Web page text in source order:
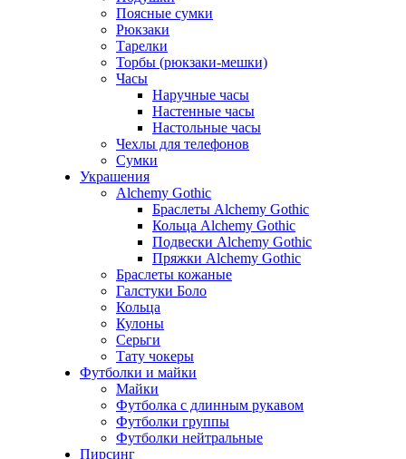
Поясные сумки
Рюкзаки
Тарелки
Торбы (рюкзаки-мешки)
Часы
Наручные часы
Настенные часы
Настольные часы
Чехлы для телефонов
Сумки
Украшения
Alchemy Gothic
Браслеты Alchemy Gothic
Кольца Alchemy Gothic
Подвески Alchemy Gothic
Пряжки Alchemy Gothic
Браслеты кожаные
Галстуки Боло
Кольца
Кулоны
Серьги
Тату чокеры
Футболки и майки
Майки
Футболка с длинным рукавом
Футболки группы
Футболки нейтральные
Пирсинг